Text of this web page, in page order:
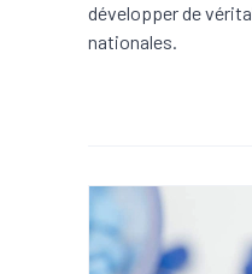
développer de
nationales.